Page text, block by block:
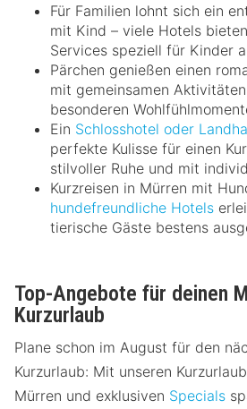
Für Familien lohnt sich ein
mit Kind – viele Hotels
Services speziell für Kinder
Pärchen genießen einen
mit gemeinsamen
besonderen
Ein Schlosshotel oder
perfekte Kulisse für einen
stilvoller Ruhe und mit
Kurzreisen in Mürren mit
hundefreundliche Hotels
tierische Gäste bestens
Top-Angebote für deinen
Kurzurlaub
Plane schon im August für den
Kurzurlaub: Mit unseren
Mürren und exklusiven Specials